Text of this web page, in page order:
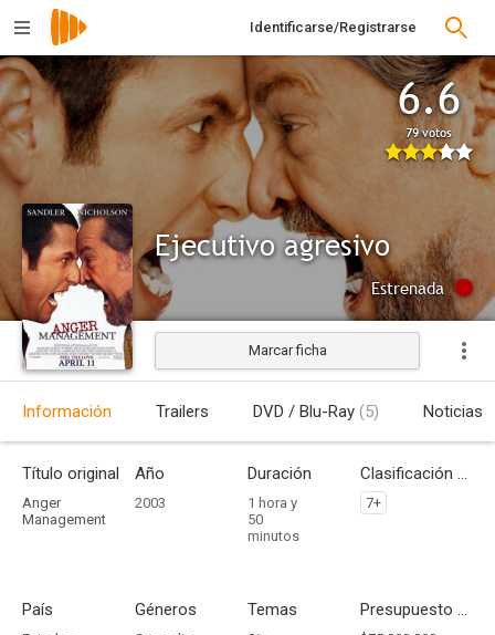
Identificarse/Registrarse
6.6
79 votos
Ejecutivo agresivo
Estrenada
Marcar ficha
Información Trailers DVD / Blu-Ray (5) Noticias
Título original
Anger
Management
Año
2003
Duración
1 hora y
50
minutos
Clasificación por edades
7+
País Géneros Temas Presupuesto - Ingresos